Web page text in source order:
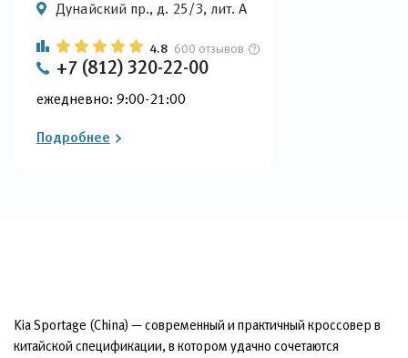
Дунайский пр., д. 25/3, лит. А
4.8 600 отзывов
+7 (812) 320-22-00
ежедневно: 9:00-21:00
Подробнее
Kia Sportage (China) — современный и практичный кроссовер в
китайской спецификации, в котором удачно сочетаются